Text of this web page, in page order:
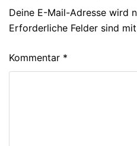
Deine E-Mail-Adresse wird
Erforderliche Felder sind mit
Kommentar *